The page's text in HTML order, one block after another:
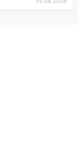
5
список АЗС